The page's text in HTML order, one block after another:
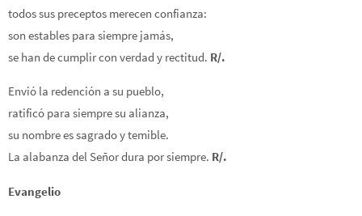
todos sus preceptos merecen confianza:
son estables para siempre jamás,
se han de cumplir con verdad y rectitud. R/.
Envió la redención a su pueblo,
ratificó para siempre su alianza,
su nombre es sagrado y temible.
La alabanza del Señor dura por siempre. R/.
Evangelio